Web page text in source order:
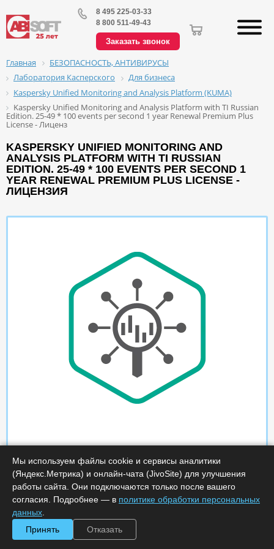
8 495 225-03-33
8 800 511-49-43
Заказать звонок
Главная
БЕЗОПАСНОСТЬ, АНТИВИРУСЫ
Лаборатория Касперского
Для бизнеса
Kaspersky Unified Monitoring and Analysis Platform (KUMA)
Kaspersky Unified Monitoring and Analysis Platform with TI Russian
Edition. 25-49 * 100 events per second 1 year Renewal Premium Plus
License - Лиценз
KASPERSKY UNIFIED MONITORING AND
ANALYSIS PLATFORM WITH TI RUSSIAN
EDITION. 25-49 * 100 EVENTS PER SECOND 1
YEAR RENEWAL PREMIUM PLUS LICENSE -
ЛИЦЕНЗИЯ
Мы используем файлы cookie и сервисы аналитики
(Яндекс.Метрика) и онлайн-чата (JivoSite) для улучшения
работы сайта. Они подключаются только после вашего
согласия. Подробнее — в политике обработки персональных
данных
Принять
Отказать